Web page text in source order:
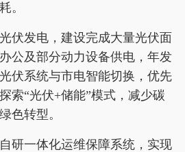
。
伏发电，建设完成大量光伏面
公及部分动力设备供电，年发
伏系统与市电智能切换，优先
索“光伏+储能”模式，减少碳
色转型。
研一体化运维保障系统，实现